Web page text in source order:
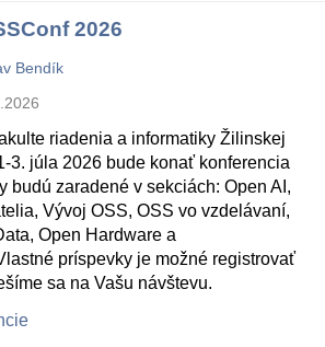
2026
Bendík
riadenia a informatiky Žilinskej
3. júla 2026 bude konať konferencia
budú zaradené v sekciách: Open AI,
Vývoj OSS, OSS vo vzdelávaní,
Open Hardware a
príspevky je možné registrovať
sa na Vašu návštevu.